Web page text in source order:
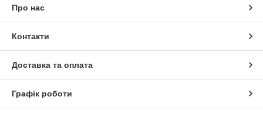
Про нас
Контакти
Доставка та оплата
Графік роботи